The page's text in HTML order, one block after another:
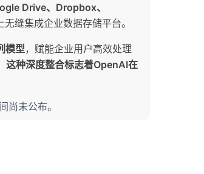
Drive、Dropbox、
缝集成企业数据存储平台。
模型，赋能企业用户高效处理
这种深度整合标志着OpenAI在
尚未公布。